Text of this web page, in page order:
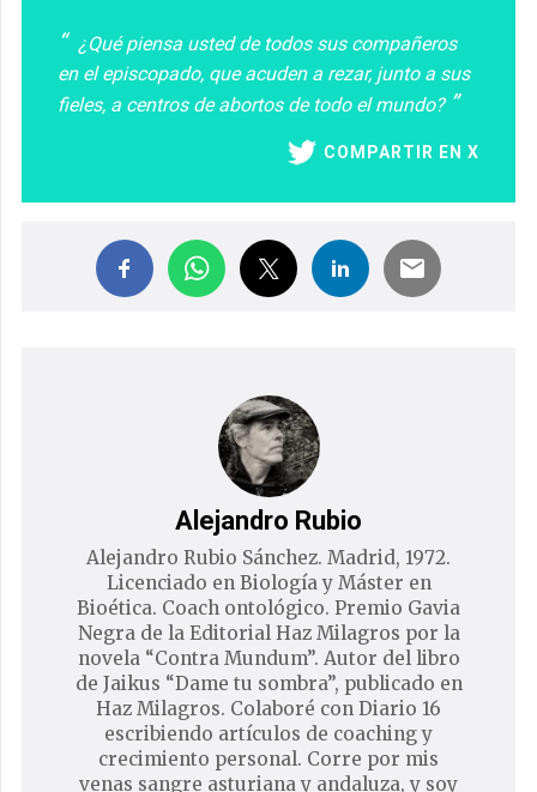
¿Qué piensa usted de todos sus compañeros
en el episcopado, que acuden a rezar, junto a sus
fieles, a centros de abortos de todo el mundo?
COMPARTIR EN X
Alejandro Rubio
Alejandro Rubio Sánchez. Madrid, 1972.
Licenciado en Biología y Máster en
Bioética. Coach ontológico. Premio Gavia
Negra de la Editorial Haz Milagros por la
novela “Contra Mundum”. Autor del libro
de Jaikus “Dame tu sombra”, publicado en
Haz Milagros. Colaboré con Diario 16
escribiendo artículos de coaching y
crecimiento personal. Corre por mis
venas sangre asturiana y andaluza, y soy